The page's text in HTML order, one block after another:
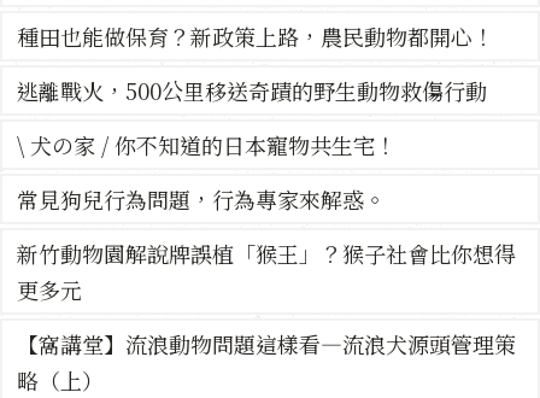
種田也能做保育？新政策上路，農民動物都開心！
逃離戰火，500公里移送奇蹟的野生動物救傷行動
\ 犬の家 / 你不知道的日本寵物共生宅！
常見狗兒行為問題，行為專家來解惑。
新竹動物園解說牌誤植「猴王」？猴子社會比你想得
更多元
【窩講堂】流浪動物問題這樣看—流浪犬源頭管理策
略（上）